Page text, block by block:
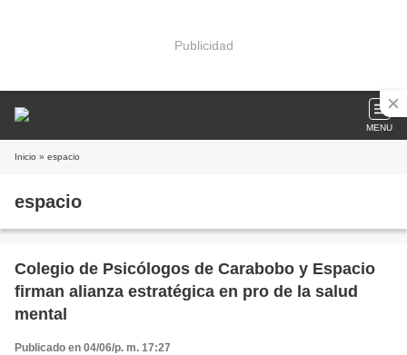
Publicidad
MENU
Inicio » espacio
espacio
Colegio de Psicólogos de Carabobo y Espacio
firman alianza estratégica en pro de la salud
mental
Publicado en 04/06/p. m. 17:27